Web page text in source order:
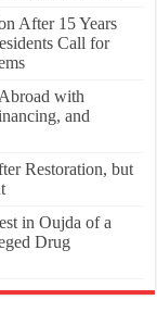
After 15 Years
Call for
with
and
Restoration, but
in Oujda of a
Drug